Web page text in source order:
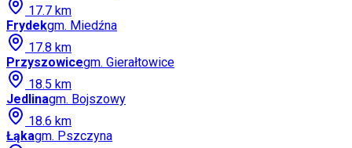
17.7 km
Frydekgm. Miedźna
17.8 km
Przyszowicegm. Gierałtowice
18.5 km
Jedlinagm. Bojszowy
18.6 km
Łąkagm. Pszczyna